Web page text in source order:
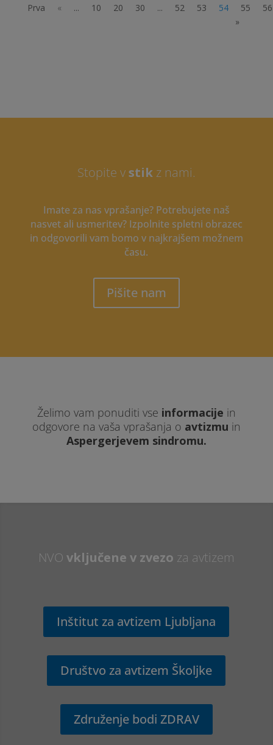
Prva
« ... 10 20 30 ... 52 53 54 55
56
»
Stopite vstikz nami.
Imate za nas vprašanje? Potrebujete naš
nasvet ali usmeritev? Izpolnite spletni obrazec
in odgovorili vam bomo v najkrajšem možnem
času.
Pišite nam
Želimo vam ponuditi vse informacije in
odgovore na vaša vprašanja o avtizmu in
Aspergerjevem sindromu.
NVO vključene v zvezo za avtizem
Inštitut za avtizem Ljubljana
Društvo za avtizem Školjke
Združenje bodi ZDRAV